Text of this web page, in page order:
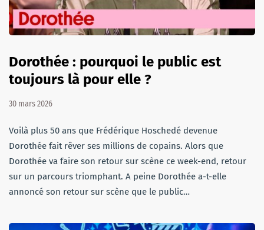
Dorothée : pourquoi le public est
toujours là pour elle ?
30 mars 2026
Voilà plus 50 ans que Frédérique Hoschedé devenue
Dorothée fait rêver ses millions de copains. Alors que
Dorothée va faire son retour sur scène ce week-end, retour
sur un parcours triomphant. A peine Dorothée a-t-elle
annoncé son retour sur scène que le public…